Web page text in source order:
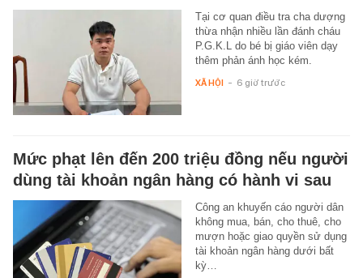
Tại cơ quan điều tra cha dượng
thừa nhận nhiều lần đánh cháu
P.G.K.L do bé bị giáo viên dạy
thêm phản ánh học kém.
XÃ HỘI - 6 giờ trước
Mức phạt lên đến 200 triệu đồng nếu người
dùng tài khoản ngân hàng có hành vi sau
Công an khuyến cáo người dân
không mua, bán, cho thuê, cho
mượn hoặc giao quyền sử dụng
tài khoản ngân hàng dưới bất
kỳ…